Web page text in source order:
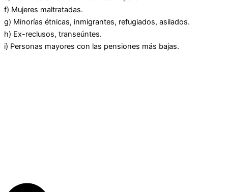
f) Mujeres maltratadas.
g) Minorías étnicas, inmigrantes, refugiados, asilados.
h) Ex-reclusos, transeúntes.
i) Personas mayores con las pensiones más bajas.